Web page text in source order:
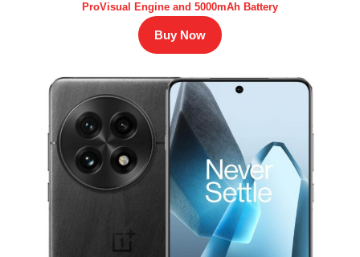
ProVisual Engine and 5000mAh Battery
Buy Now